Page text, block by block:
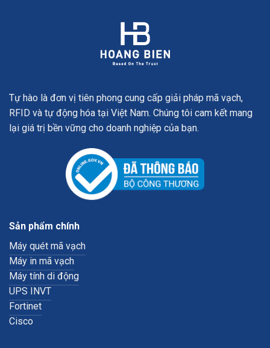
Tự hào là đơn vị tiên phong cung cấp giải pháp mã vạch,
RFID và tự động hóa tại Việt Nam. Chúng tôi cam kết mang
lại giá trị bền vững cho doanh nghiệp của bạn.
Sản phẩm chính
Máy quét mã vạch
Máy in mã vạch
Máy tính di động
UPS INVT
Fortinet
Cisco